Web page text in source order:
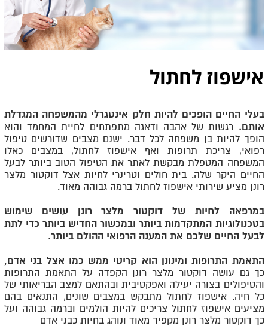
אישפוז לחתול
בעלי החיים הופכים להיות חלק אינטגרלי מהמשפחה המגדלת
אותם. רגשות של אהבה ודאגה מתפתחים לחיית המחמד והוא
הופך להיות בן משפחה לכל דבר. ישנם מצבים שדורשים טיפול
רפואי, צריכת תרופות ואף אישפוז לחתול, במצבים כאלו
המשפחה המטפלת מבקשת לאתר את הטיפול הטוב ביותר לבעל
החיים היקר שלה. בית חולים וטרינרי לחיות אצל דוקטור מלצר
רונן מציע שירותי אישפוז לחתול ברמה גבוהה מאוד.
במרפאה לחיות של דוקטור מלצר רונן עושים שימוש
בטכנולוגיות המתקדמות ביותר ובמכשור החדיש ביותר כדי לתת
לבעל החיים שלכם את המענה הרפואי ההולם ביותר.
התאמת התרופות ומינונן הוא קריטי ממש כמו אצל בני אדם,
כך גם עושה דוקטור מלצר רונן הקפדה על התאמת התרופות
והטיפולים בצורה יעילה ואפקטיבית ובהתאם למצב הבריאותי של
כל חיה. אישפוז לחתול מתבקש במצבים שונים, התנאים בהם
מציעים אישפוז לחתול צריכים להיות הולמים וברמה גבוהה ועל
כך דוקטור מלצר רונן מקפיד מאוד ונוהג בחיות כבני אדם